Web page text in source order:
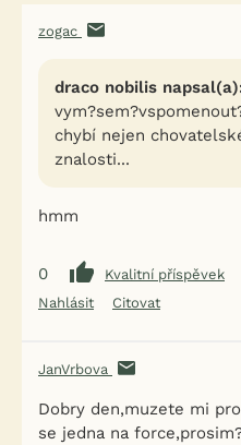
zogac
draco nobilis
chybí nejen
znalosti...
hmm
0
Kvalitní příspěvek
Nahlásit
Citovat
JanVrbova
Dobry den,muzete mi
se jedna na